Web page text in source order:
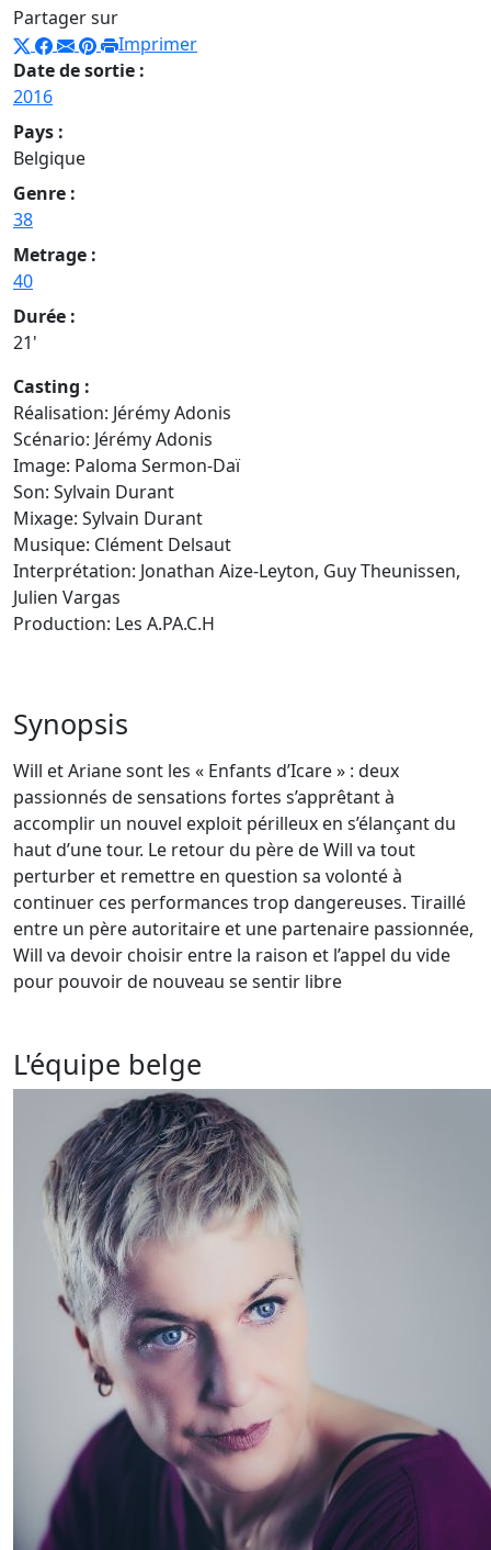
Partager sur
Imprimer
Date de sortie :
2016
Pays :
Belgique
Genre :
38
Metrage :
40
Durée :
21'
Casting :
Réalisation: Jérémy Adonis
Scénario: Jérémy Adonis
Image: Paloma Sermon-Daï
Son: Sylvain Durant
Mixage: Sylvain Durant
Musique: Clément Delsaut
Interprétation: Jonathan Aize-Leyton, Guy Theunissen,
Julien Vargas
Production: Les A.PA.C.H
Synopsis
Will et Ariane sont les « Enfants d’Icare » : deux
passionnés de sensations fortes s’apprêtant à
accomplir un nouvel exploit périlleux en s’élançant du
haut d’une tour. Le retour du père de Will va tout
perturber et remettre en question sa volonté à
continuer ces performances trop dangereuses. Tiraillé
entre un père autoritaire et une partenaire passionnée,
Will va devoir choisir entre la raison et l’appel du vide
pour pouvoir de nouveau se sentir libre
L'équipe belge